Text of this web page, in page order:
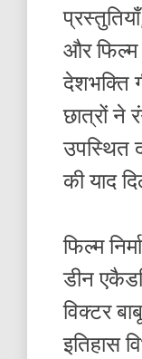
और फिल्म
देशभक्ति
छात्रों ने
उपस्थित
की याद
फिल्म
डीन
विक्टर
इतिहास